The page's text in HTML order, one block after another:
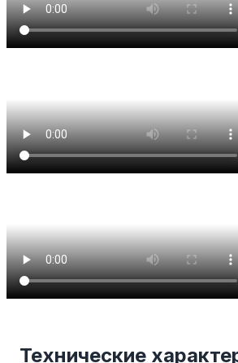
Технические